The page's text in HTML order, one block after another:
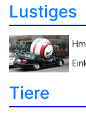
Lustiges
Tiere